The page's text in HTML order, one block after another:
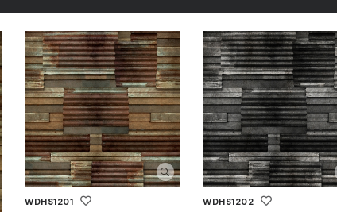
WDHS1201 WDHS1202